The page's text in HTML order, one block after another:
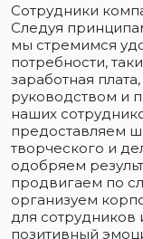
Сотрудники
Следуя
мы стремимся
потребности,
заработная
руководством и
наших
предоставляем
творческого и
одобряем
продвигаем по
организуем
для
позитивный